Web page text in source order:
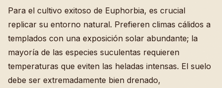
Para el cultivo exitoso de Euphorbia, es crucial
replicar su entorno natural. Prefieren climas cálidos a
templados con una exposición solar abundante; la
mayoría de las especies suculentas requieren
temperaturas que eviten las heladas intensas. El suelo
debe ser extremadamente bien drenado,